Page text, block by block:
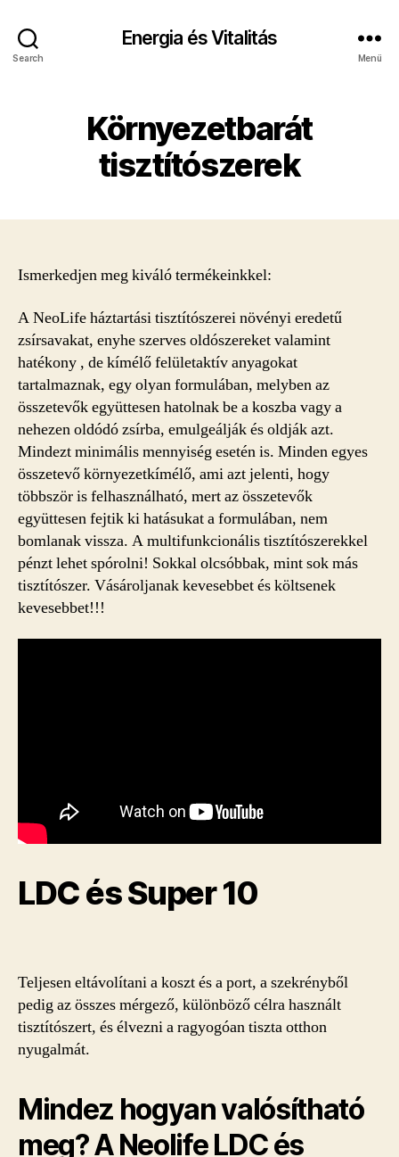
Search
Energia és Vitalitás
Menü
Környezetbarát
tisztítószerek
Ismerkedjen meg kiváló termékeinkkel:
A NeoLife háztartási tisztítószerei növényi eredetű
zsírsavakat, enyhe szerves oldószereket valamint
hatékony , de kímélő felületaktív anyagokat
tartalmaznak, egy olyan formulában, melyben az
összetevők együttesen hatolnak be a koszba vagy a
nehezen oldódó zsírba, emulgeálják és oldják azt.
Mindezt minimális mennyiség esetén is. Minden egyes
összetevő környezetkímélő, ami azt jelenti, hogy
többször is felhasználható, mert az összetevők
együttesen fejtik ki hatásukat a formulában, nem
bomlanak vissza. A multifunkcionális tisztítószerekkel
pénzt lehet spórolni! Sokkal olcsóbbak, mint sok más
tisztítószer. Vásároljanak kevesebbet és költsenek
kevesebbet!!!
LDC és Super 10
Teljesen eltávolítani a koszt és a port, a szekrényből
pedig az összes mérgező, különböző célra használt
tisztítószert, és élvezni a ragyogóan tiszta otthon
nyugalmát.
Mindez hogyan valósítható
meg? A Neolife LDC és